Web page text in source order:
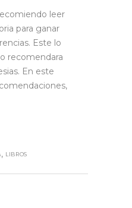
leer
para ganar
Este lo
recomendara
En este
, LIBROS